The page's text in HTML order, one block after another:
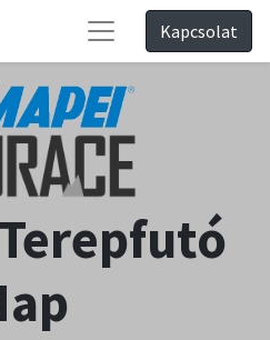
Kapcsolat